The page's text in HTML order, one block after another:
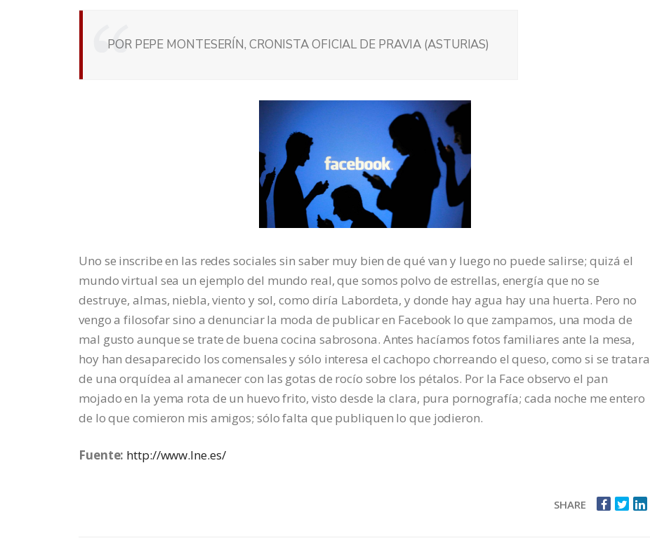
POR PEPE MONTESERÍN, CRONISTA OFICIAL DE PRAVIA (ASTURIAS)
Uno se inscribe en las redes sociales sin saber muy bien de qué van y luego no puede salirse; quizá el
mundo virtual sea un ejemplo del mundo real, que somos polvo de estrellas, energía que no se
destruye, almas, niebla, viento y sol, como diría Labordeta, y donde hay agua hay una huerta. Pero no
vengo a filosofar sino a denunciar la moda de publicar en Facebook lo que zampamos, una moda de
mal gusto aunque se trate de buena cocina sabrosona. Antes hacíamos fotos familiares ante la mesa,
hoy han desaparecido los comensales y sólo interesa el cachopo chorreando el queso, como si se tratara
de una orquídea al amanecer con las gotas de rocío sobre los pétalos. Por la Face observo el pan
mojado en la yema rota de un huevo frito, visto desde la clara, pura pornografía; cada noche me entero
de lo que comieron mis amigos; sólo falta que publiquen lo que jodieron.
Fuente: http://www.lne.es/
SHARE